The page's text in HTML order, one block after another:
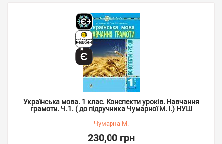
Українська мова. 1 клас. Конспекти уроків. Навчання
грамоти. Ч.1. ( до підручника Чумарної М. І.) НУШ
Чумарна М.
230,00 грн